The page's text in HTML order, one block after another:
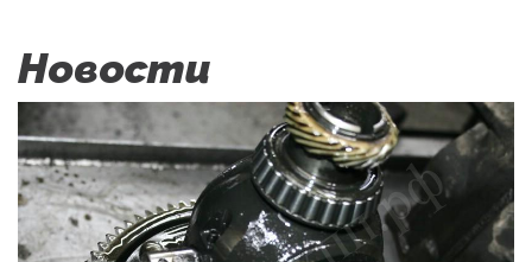
Новости